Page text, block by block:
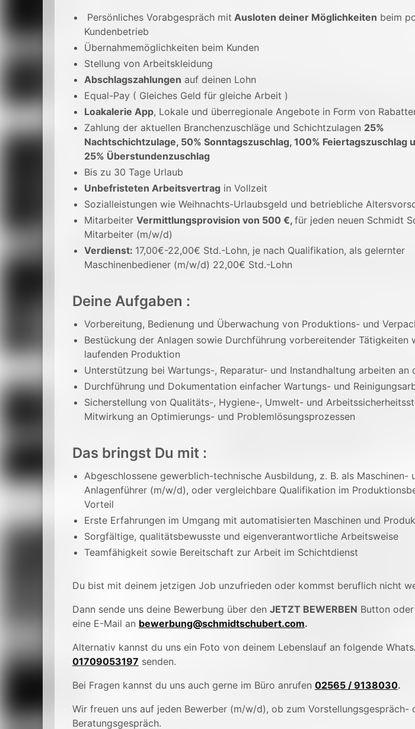
Persönliches Vorabgespräch mit Ausloten deiner Möglichkeiten beim
Kundenbetrieb
Übernahmemöglichkeiten beim Kunden
Stellung von Arbeitskleidung
Abschlagszahlungen auf deinen Lohn
Equal-Pay ( Gleiches Geld für gleiche Arbeit )
Loakalerie App, Lokale und überregionale Angebote in Form von
Zahlung der aktuellen Branchenzuschläge und Schichtzulagen 25%
Nachtschichtzulage, 50% Sonntagszuschlag, 100% Feiertagszuschlag
25% Überstundenzuschlag
Bis zu 30 Tage Urlaub
Unbefristeten Arbeitsvertrag in Vollzeit
Sozialleistungen wie Weihnachts-Urlaubsgeld und betriebliche
Mitarbeiter Vermittlungsprovision von 500 €, für jeden neuen Schmidt
Mitarbeiter (m/w/d)
Verdienst: 17,00€-22,00€ Std.-Lohn, je nach Qualifikation, als gelernter
Maschinenbediener (m/w/d) 22,00€ Std.-Lohn
Deine Aufgaben :
Vorbereitung, Bedienung und Überwachung von Produktions- und
Bestückung der Anlagen sowie Durchführung vorbereitender Tätigkeiten
laufenden Produktion
Unterstützung bei Wartungs-, Reparatur- und Instandhaltung arbeiten an
Durchführung und Dokumentation einfacher Wartungs- und
Sicherstellung von Qualitäts-, Hygiene-, Umwelt- und
Mitwirkung an Optimierungs- und Problemlösungsprozessen
Das bringst Du mit :
Abgeschlossene gewerblich-technische Ausbildung, z. B. als Maschinen-
Anlagenführer (m/w/d), oder vergleichbare Qualifikation im
Vorteil
Erste Erfahrungen im Umgang mit automatisierten Maschinen und
Sorgfältige, qualitätsbewusste und eigenverantwortliche Arbeitsweise
Teamfähigkeit sowie Bereitschaft zur Arbeit im Schichtdienst
Du bist mit deinem jetzigen Job unzufrieden oder kommst beruflich nicht
Dann sende uns deine Bewerbung über den JETZT BEWERBEN Button
eine E-Mail an bewerbung@schmidtschubert.com.
Alternativ kannst du uns ein Foto von deinem Lebenslauf an folgende
01709053197 senden.
Bei Fragen kannst du uns auch gerne im Büro anrufen 02565 / 9138030.
Wir freuen uns auf jeden Bewerber (m/w/d), ob zum Vorstellungsgespräch-
Beratungsgespräch.